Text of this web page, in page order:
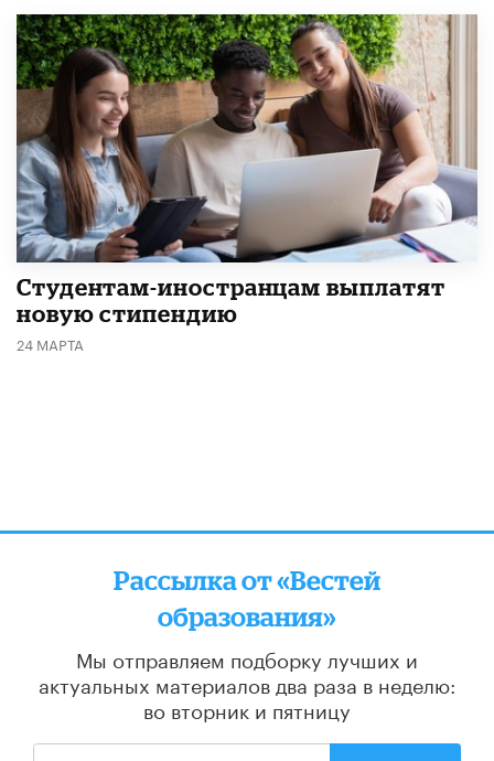
Студентам-иностранцам выплатят
новую стипендию
24 МАРТА
Рассылка от «Вестей
образования»
Мы отправляем подборку лучших и
актуальных материалов два раза в неделю:
во вторник и пятницу